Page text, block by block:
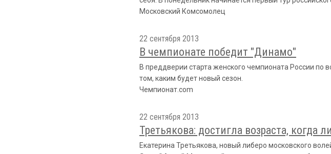
Московский Комсомолец
22 сентября 2013
В чемпионате победит "Динамо"
В преддверии старта женского чемпионата России по
том, каким будет новый сезон.
Чемпионат.com
22 сентября 2013
Третьякова: достигла возраста, когда
Екатерина Третьякова, новый либеро московского